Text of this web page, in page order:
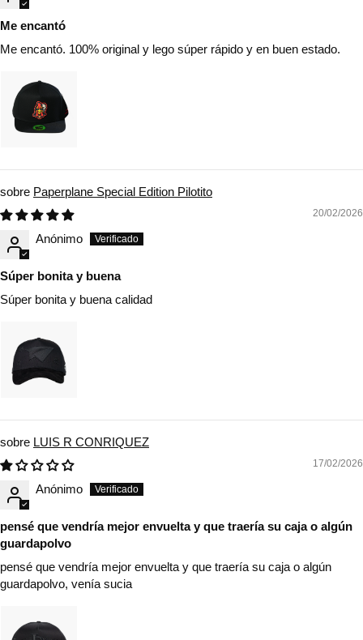
Me encantó
Me encantó. 100% original y lego súper rápido y en buen estado.
Paperplane Special Edition Pilotito
20/02/2026
Anónimo
Súper bonita y buena
Súper bonita y buena calidad
LUIS R CONRIQUEZ
17/02/2026
Anónimo
pensé que vendría mejor envuelta y que traería su caja o algún
guardapolvo
pensé que vendría mejor envuelta y que traería su caja o algún
guardapolvo, venía sucia